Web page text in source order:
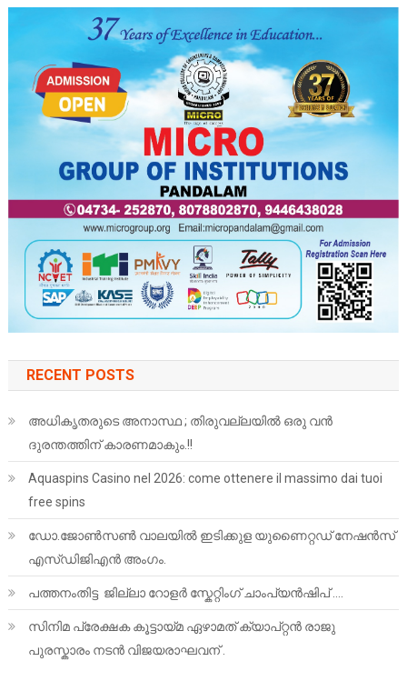
RECENT POSTS
അധികൃതരുടെ അനാസ്ഥ ; തിരുവല്ലയിൽ ഒരു വൻ
ദുരന്തത്തിന് കാരണമാകും.!!
Aquaspins Casino nel 2026: come ottenere il massimo dai tuoi
free spins
ഡോ.ജോൺസൺ വാലയിൽ ഇടിക്കുള യുണൈറ്റഡ് നേഷൻസ്
എസ്ഡിജിഎൻ അംഗം.
പത്തനംതിട്ട ജില്ലാ റോളർ സ്കേറ്റിംഗ് ചാംപ്യൻഷിപ് ….
സിനിമ പ്രേക്ഷക കൂട്ടായ്മ ഏഴാമത് ക്യാപ്റ്റൻ രാജു
പുരസ്കാരം നടൻ വിജയരാഘവന് .